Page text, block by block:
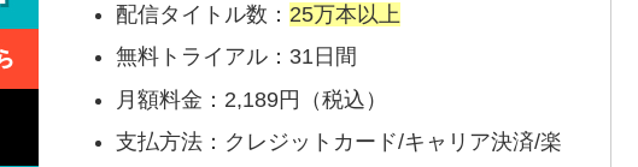
配信タイトル数： 25万本以上
無料トライアル：31日間
月額料金：2,189円（税込）
支払方法：クレジットカード/キャリア決済/楽